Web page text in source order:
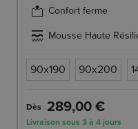
Confort ferme
Mousse Haute
90x190 90x200
Dès 289,00 €
Livraison sous 3 à 4 jours